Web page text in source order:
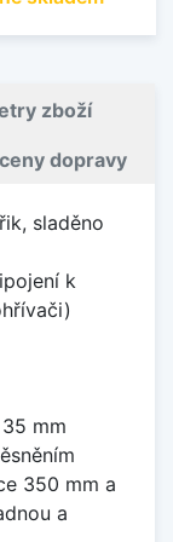
zboží
dopravy
sladěno
k
mm
350 mm a
a